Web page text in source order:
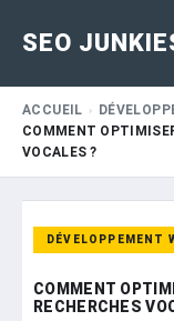
SEO
ACCUEIL
COMMENT
VOCALES ?
DÉVELOPPEMENT
COMMENT
RECHERCHES